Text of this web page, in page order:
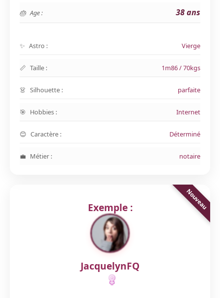
Age : 38 ans
Astro : Vierge
Taille : 1m86 / 70kgs
Silhouette : parfaite
Hobbies : Internet
Caractère : Déterminé
Métier : notaire
Exemple :
JacquelynFQ